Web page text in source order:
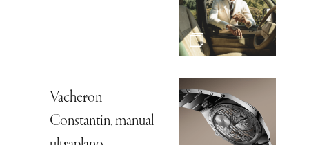
Vacheron
Constantin, manual